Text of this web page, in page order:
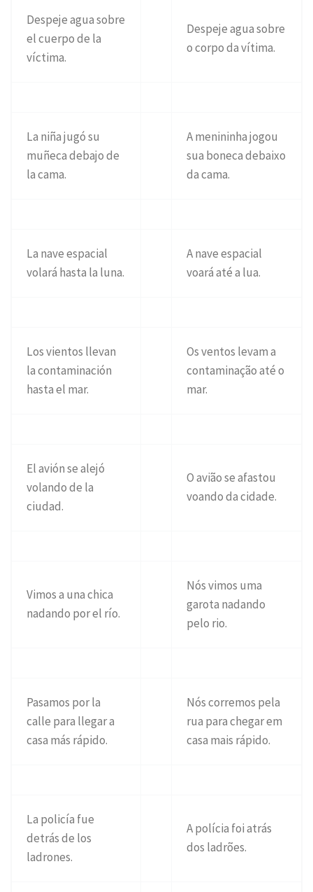
Despeje agua sobre
el cuerpo de la
víctima.
Despeje agua sobre
o corpo da vítima.
La niña jugó su
muñeca debajo de
la cama.
A menininha jogou
sua boneca debaixo
da cama.
La nave espacial
volará hasta la luna.
A nave espacial
voará até a lua.
Los vientos llevan
la contaminación
hasta el mar.
Os ventos levam a
contaminação até o
mar.
El avión se alejó
volando de la
ciudad.
O avião se afastou
voando da cidade.
Vimos a una chica
nadando por el río.
Nós vimos uma
garota nadando
pelo rio.
Pasamos por la
calle para llegar a
casa más rápido.
Nós corremos pela
rua para chegar em
casa mais rápido.
La policía fue
detrás de los
ladrones.
A polícia foi atrás
dos ladrões.